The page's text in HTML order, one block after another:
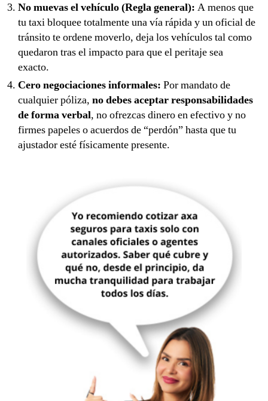
No muevas el vehículo (Regla general): A menos que
tu taxi bloquee totalmente una vía rápida y un oficial de
tránsito te ordene moverlo, deja los vehículos tal como
quedaron tras el impacto para que el peritaje sea
exacto.
Cero negociaciones informales: Por mandato de
cualquier póliza, no debes aceptar responsabilidades
de forma verbal, no ofrezcas dinero en efectivo y no
firmes papeles o acuerdos de “perdón” hasta que tu
ajustador esté físicamente presente.